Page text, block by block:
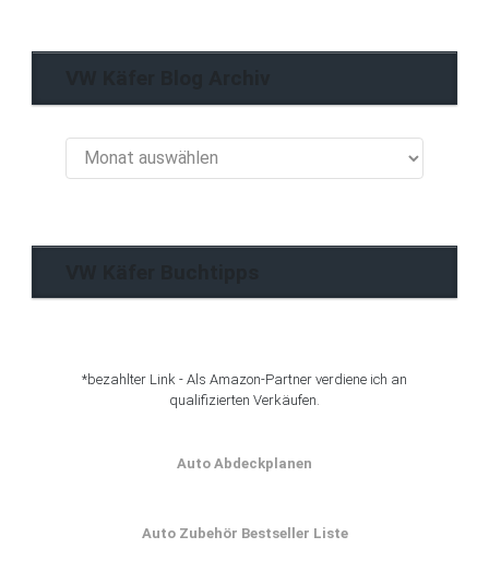
Käfer
*bezahlter Link - Als Amazon-Partner verdiene ich an
qualifizierten Verkäufen.
Auto Abdeckplanen
Auto Zubehör Bestseller Liste